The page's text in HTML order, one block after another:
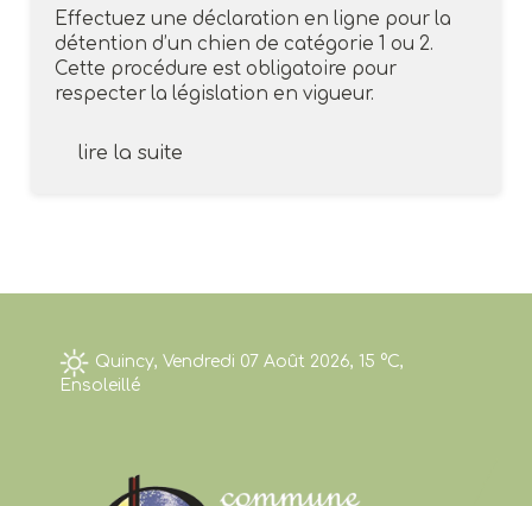
Effectuez une déclaration en ligne pour la
détention d’un chien de catégorie 1 ou 2.
Cette procédure est obligatoire pour
respecter la législation en vigueur.
lire la suite
Quincy, Vendredi 07 Août 2026, 15 °C,
Ensoleillé